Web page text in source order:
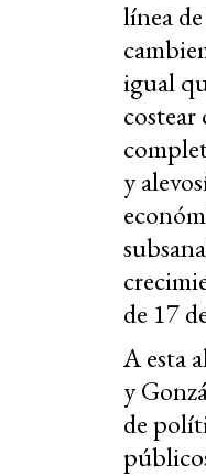
línea
igual
y
de 17
A esta
y
de